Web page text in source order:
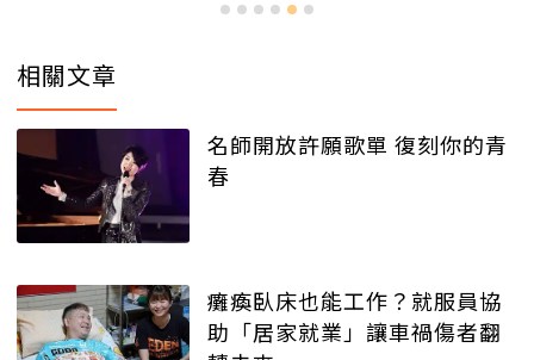
相關文章
名師開放許願歌單 復刻你的青
春
癱瘓臥床也能工作？就服員協
助「居家就業」讓車禍傷者翻